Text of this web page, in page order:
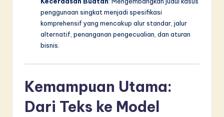
penggunaan singkat menjadi spesifikasi
komprehensif yang mencakup alur standar, jalur
alternatif, penanganan pengecualian, dan aturan
bisnis.
Kemampuan Utama:
Dari Teks ke Model